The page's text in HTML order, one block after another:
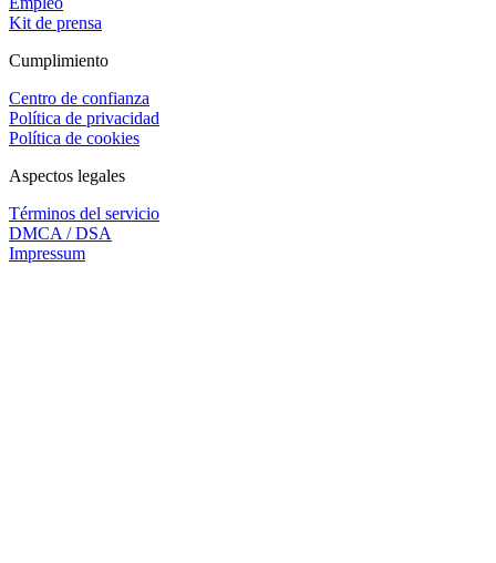
Kit de prensa
Cumplimiento
Centro de confianza
Política de privacidad
Política de cookies
Aspectos legales
Términos del servicio
DMCA / DSA
Impressum